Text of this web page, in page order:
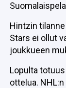
Hintzin
Stars ei ollut
joukkueen
Lopulta
ottelua.